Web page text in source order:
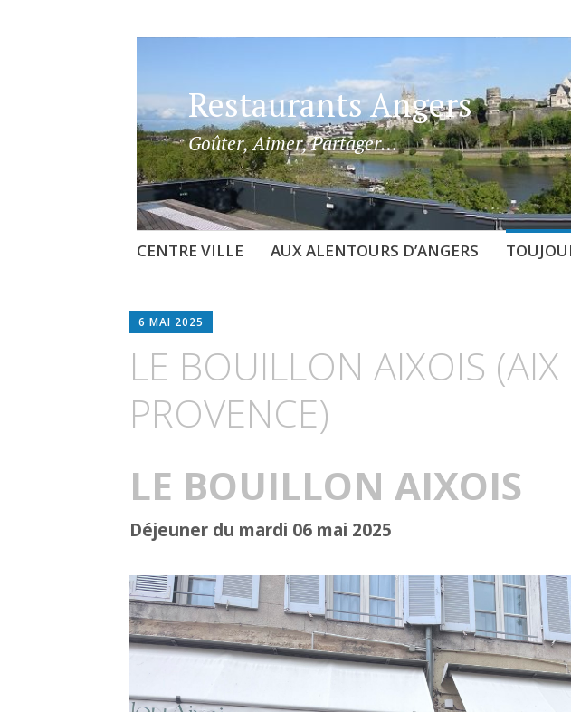
Restaurants Angers
Goûter, Aimer, Partager…
Aller
principal
CENTRE VILLE AUX ALENTOURS D’ANGERS
6 MAI 2025
LE BOUILLON AIXOIS (AIX
PROVENCE)
LE BOUILLON AIXOIS
Déjeuner du mardi 06 mai 2025